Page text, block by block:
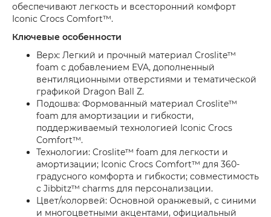
обеспечивают легкость и всесторонний комфорт
Iconic Crocs Comfort™.
Ключевые особенности
Верх: Легкий и прочный материал Croslite™
foam с добавлением EVA, дополненный
вентиляционными отверстиями и тематической
графикой Dragon Ball Z.
Подошва: Формованный материал Croslite™
foam для амортизации и гибкости,
поддерживаемый технологией Iconic Crocs
Comfort™.
Технологии: Croslite™ foam для легкости и
амортизации; Iconic Crocs Comfort™ для 360-
градусного комфорта и гибкости; совместимость
с Jibbitz™ charms для персонализации.
Цвет/колорвей: Основной оранжевый, с синими
и многоцветными акцентами, официальный